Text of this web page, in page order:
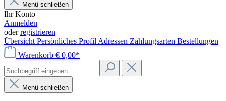
Menü schließen
Ihr Konto
Anmelden
oderregistrieren
Übersicht Persönliches Profil Adressen Zahlungsarten Bestellungen
Warenkorb € 0,00*
Menü schließen